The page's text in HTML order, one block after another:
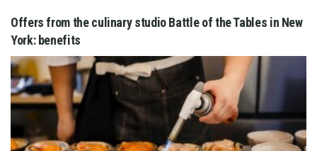
Offers from the culinary studio Battle of the Tables in New
York: benefits